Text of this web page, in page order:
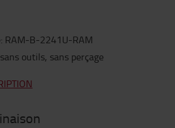
: RAM-B-2241U-RAM
outils, sans perçage